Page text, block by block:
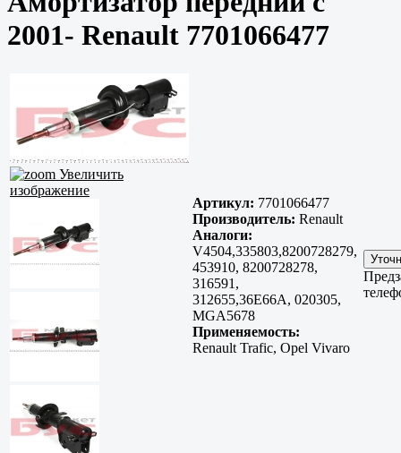
2001- Renault 7701066477
Увеличить
изображение
Артикул: 7701066477
Производитель: Renault
Аналоги:
V4504,335803,8200728279,
453910, 8200728278,
316591,
312655,36E66A, 020305,
MGA5678
Применяемость:
Renault Trafic, Opel Vivaro